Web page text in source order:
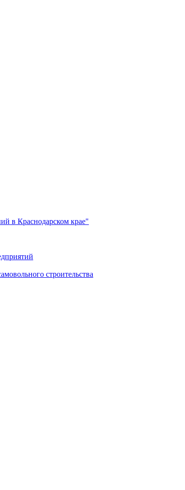
в Краснодарском крае"
строительства